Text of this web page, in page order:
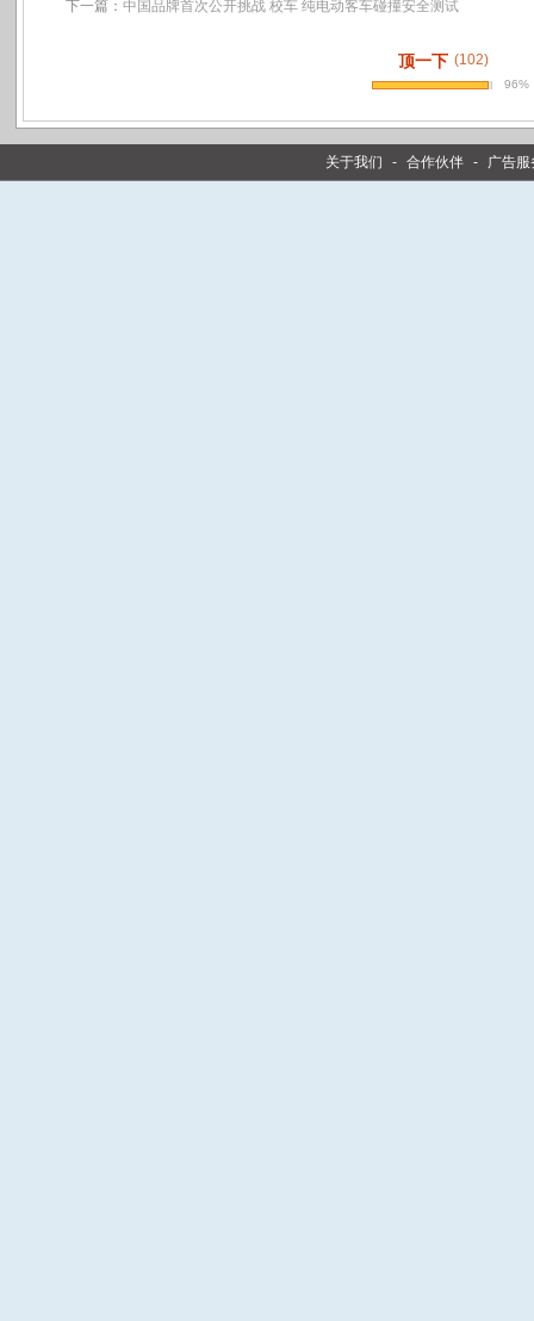
下一篇： 中国品牌首次公开挑战 校车 纯电动客车碰撞安全测试
顶一下 (102)
96%
关于我们 - 合作伙伴 - 广告服